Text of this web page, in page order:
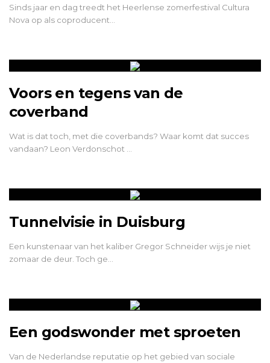
Sinds jaar en dag treedt het Heerlense zomerfestival Cultura
Nova op als coproducent…
Voors en tegens van de
coverband
Wat is dat toch, met die coverbands? Waar komt dat succes
vandaan? Leon Verdonschot …
Tunnelvisie in Duisburg
Een kunstenaar van het kaliber Gregor Schneider wijs je niet
zomaar de deur. Toch ge…
Een godswonder met sproeten
Van de Nederlandse reputatie op het gebied van sociale